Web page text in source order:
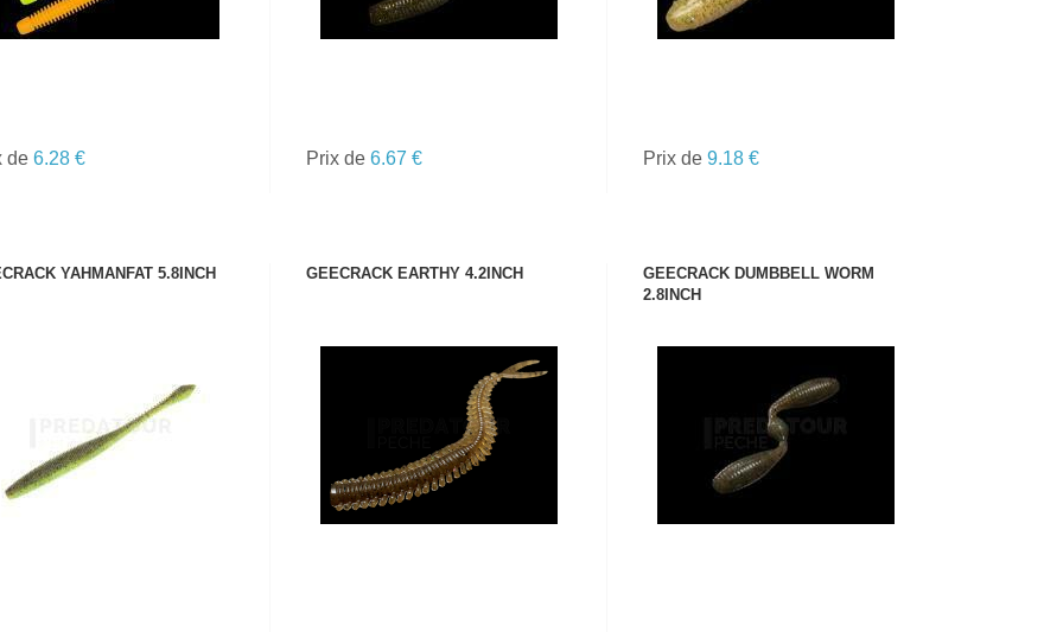
de 6.28 € Prix de 6.67 € Prix de9.18 €
YAHMANFAT 5.8INCH GEECRACK EARTHY 4.2INCH
VOIR LE PRODUIT
GEECRACK DUMBBELL WORM
2.8INCH
VOIR LE PRODUIT